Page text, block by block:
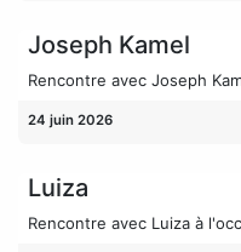
Joseph Kamel
Rencontre avec Joseph
24 juin 2026
Luiza
Rencontre avec Luiza à